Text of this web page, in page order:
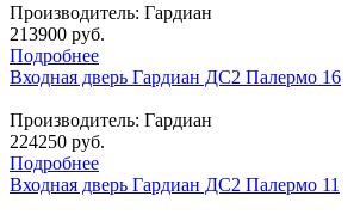
Производитель: Гардиан
213900 руб.
Подробнее
Входная дверь Гардиан ДС2 Палермо 16
Производитель: Гардиан
224250 руб.
Подробнее
Входная дверь Гардиан ДС2 Палермо 11